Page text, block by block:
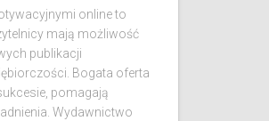
online to
mają możliwość
publikacji
Bogata oferta
pomagają
Wydawnictwo